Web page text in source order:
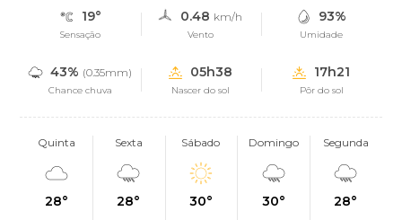
19°
Sensação
0.48 km/h
Vento
93%
Umidade
43% (0.35mm)
Chance chuva
05h38
Nascer do sol
17h21
Pôr do sol
Quinta
28°
Sexta
28°
Sábado
30°
Domingo
30°
Segunda
28°